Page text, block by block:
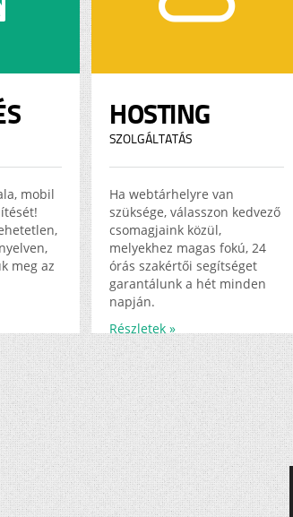
mobil
meg az
HOSTING
SZOLGÁLTATÁS
Ha webtárhelyre van
szüksége, válasszon kedvező
csomagjaink közül,
melyekhez magas fokú, 24
órás szakértői segítséget
garantálunk a hét minden
napján.
Részletek »